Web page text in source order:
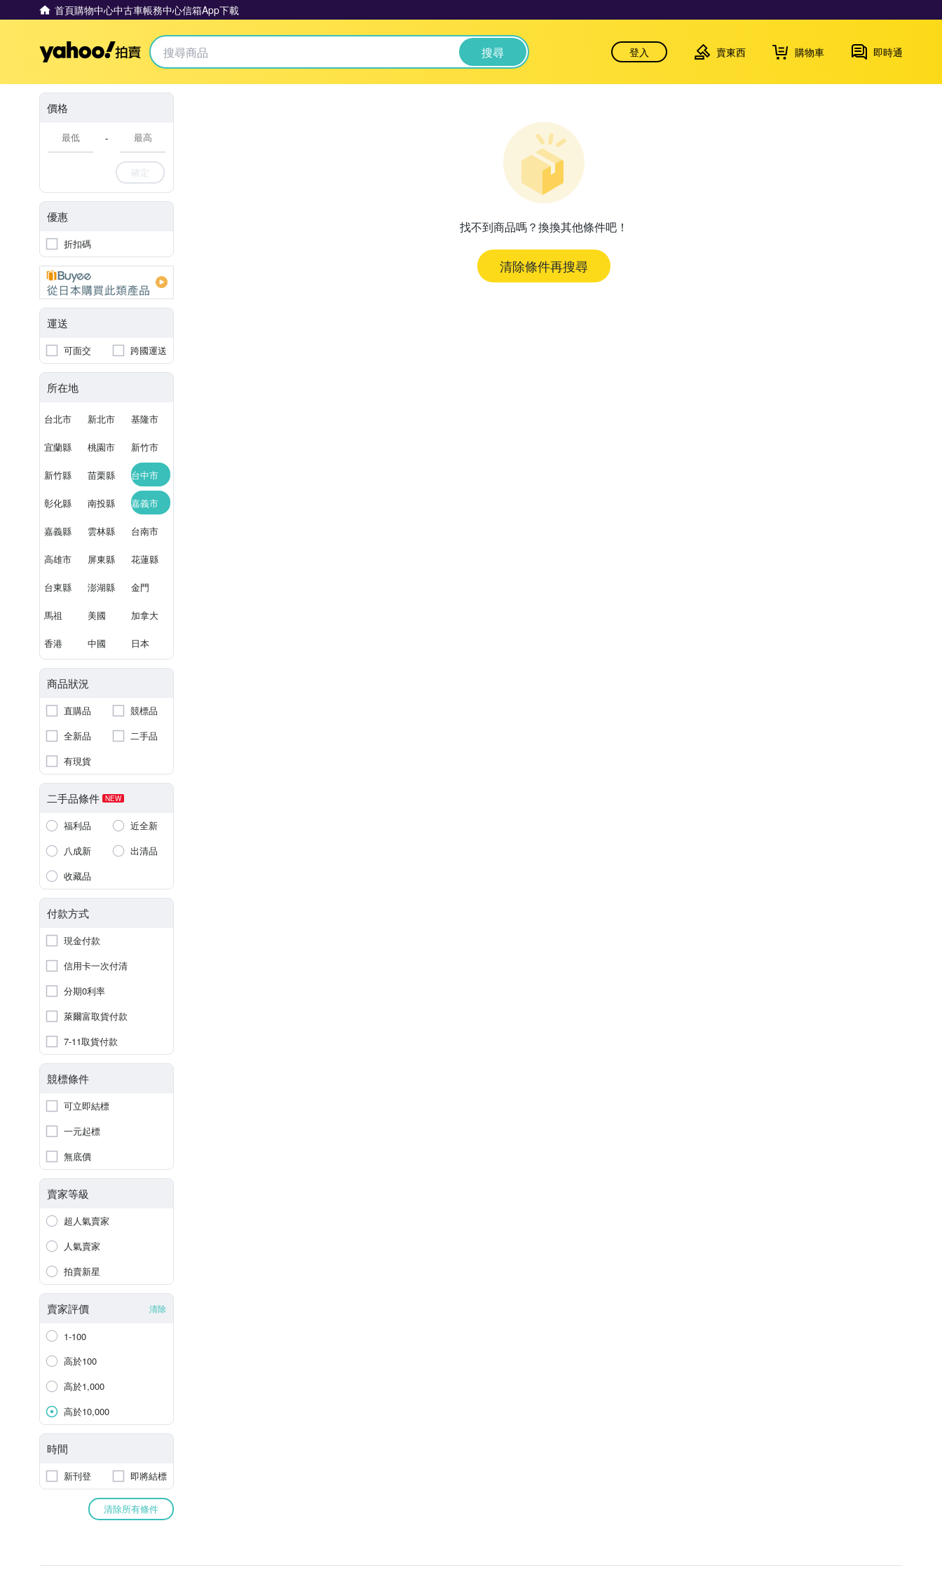
首頁購物中心中古車帳務中心信箱App下載
Yahoo拍賣 搜尋 登入 賣東西 購物車 即時通
價格
-
確定
優惠
折扣碼
運送
可面交 跨國運送
所在地
台北市 新北市 基隆市
宜蘭縣 桃園市 新竹市
新竹縣 苗栗縣 台中市
彰化縣 南投縣 嘉義市
嘉義縣 雲林縣 台南市
高雄市 屏東縣 花蓮縣
台東縣 澎湖縣 金門
馬祖 美國 加拿大
香港 中國 日本
商品狀況
直購品
競標品
全新品
二手品
有現貨
二手品條件 NEW
福利品
近全新
八成新
出清品
收藏品
付款方式
現金付款
信用卡一次付清
分期0利率
萊爾富取貨付款
7-11取貨付款
競標條件
可立即結標
一元起標
無底價
賣家等級
超人氣賣家
人氣賣家
拍賣新星
賣家評價 清除
1-100
高於100
高於1,000
高於10,000
時間
新刊登 即將結標
清除所有條件
找不到商品嗎？換換其他條件吧！
清除條件再搜尋